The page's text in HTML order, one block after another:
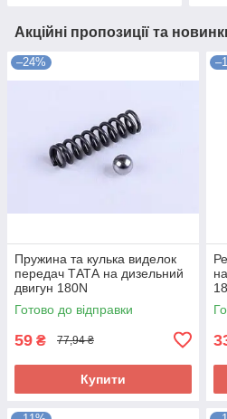
Акційні пропозиції та
–24%
Пружина та кулька виделок
передач ТАТА на дизельний
двигун 180N
Готово до відправки
59 ₴ 77,94 ₴
Купити